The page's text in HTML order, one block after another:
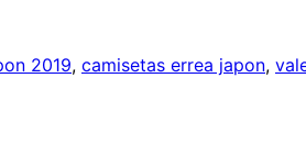
2019, camisetas errea japon,